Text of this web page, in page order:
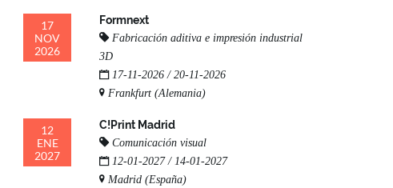
17
NOV
2026
Formnext
Fabricación aditiva e impresión industrial
3D
17-11-2026 / 20-11-2026
Frankfurt (Alemania)
12
ENE
2027
C!Print Madrid
Comunicación visual
12-01-2027 / 14-01-2027
Madrid (España)